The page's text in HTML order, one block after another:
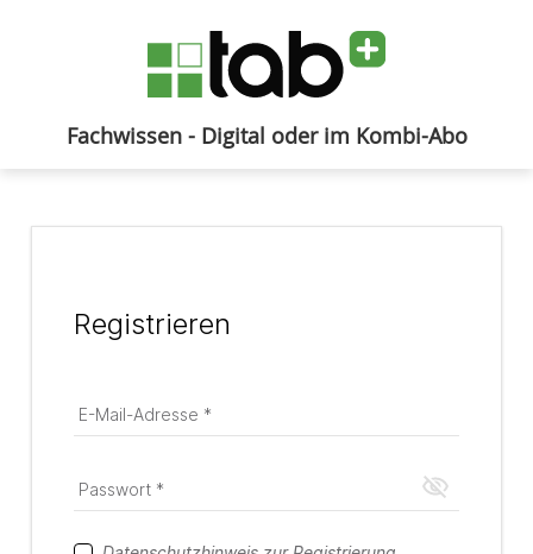
Fachwissen - Digital oder im Kombi-Abo